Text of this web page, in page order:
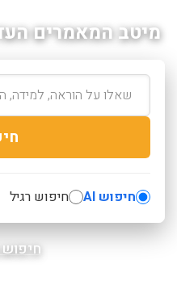
מיטב המאמרים
חיפוש AI חיפוש רגיל